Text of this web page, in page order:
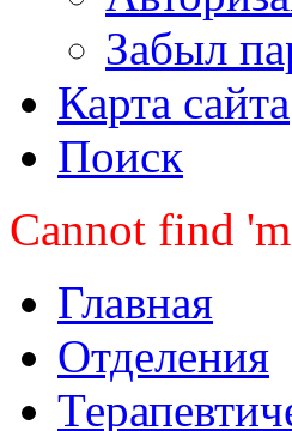
Забыл
Карта сайта
Поиск
Cannot find
Главная
Отделения